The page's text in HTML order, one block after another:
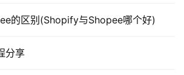
的区别(Shopify与Shopee哪个好)
分享